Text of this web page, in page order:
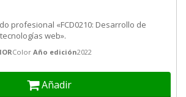
profesional «FCD0210: Desarrollo de
web».
Color Año edición2022
Añadir